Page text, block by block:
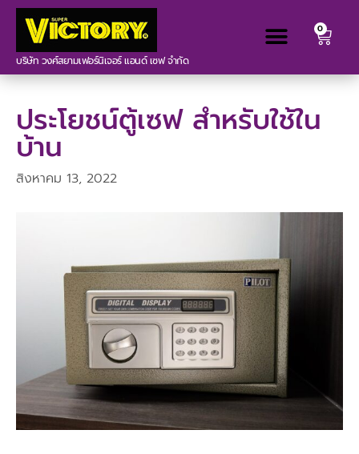
บริษัท วงศ์สยามเฟอร์นิเจอร์ แอนด์ เซฟ จำกัด
0
ประโยชน์ตู้เซฟ สําหรับใช้ใน
บ้าน
สิงหาคม 13, 2022